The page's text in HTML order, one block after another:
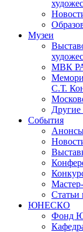
Музеи
МВК
С.Т.
Другие
События
Статьи
ЮНЕСКО
Фонд